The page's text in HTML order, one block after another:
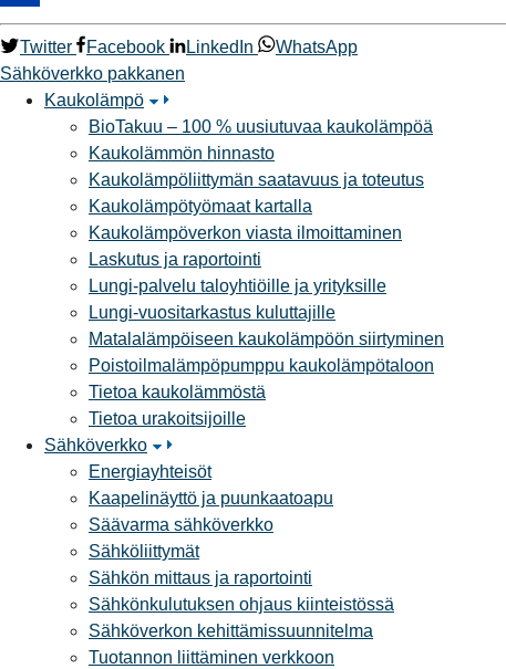
Twitter Facebook LinkedIn
WhatsApp
Sähköverkko pakkanen
Kaukolämpö
BioTakuu – 100 % uusiutuvaa kaukolämpöä
Kaukolämmön hinnasto
Kaukolämpöliittymän saatavuus ja toteutus
Kaukolämpötyömaat kartalla
Kaukolämpöverkon viasta ilmoittaminen
Laskutus ja raportointi
Lungi-palvelu taloyhtiöille ja yrityksille
Lungi-vuositarkastus kuluttajille
Matalalämpöiseen kaukolämpöön siirtyminen
Poistoilmalämpöpumppu kaukolämpötaloon
Tietoa kaukolämmöstä
Tietoa urakoitsijoille
Sähköverkko
Energiayhteisöt
Kaapelinäyttö ja puunkaatoapu
Säävarma sähköverkko
Sähköliittymät
Sähkön mittaus ja raportointi
Sähkönkulutuksen ohjaus kiinteistössä
Sähköverkon kehittämissuunnitelma
Tuotannon liittäminen verkkoon